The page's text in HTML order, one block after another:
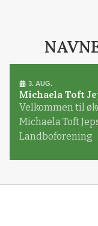
3. AUG.
Michaela Toft
Velkommen til
Michaela Toft
Landboforening